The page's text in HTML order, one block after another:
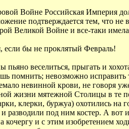
Войне Российская Империя
подтверждается тем, что
Великой Войне и все-таки
бы не проклятый Февраль!
веселиться, прыгать и
помнить; невозможно
невинной крови, не говоря
жизни мятежной Столицы в
клерки, буржуа) охотились на
разводили под ним костер. А
и с этим изобретением